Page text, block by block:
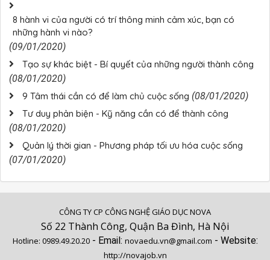
8 hành vi của người có trí thông minh cảm xúc, bạn có
những hành vi nào?
(09/01/2020)
Tạo sự khác biệt - Bí quyết của những người thành công
(08/01/2020)
9 Tâm thái cần có để làm chủ cuộc sống (08/01/2020)
Tư duy phản biện - Kỹ năng cần có để thành công
(08/01/2020)
Quản lý thời gian - Phương pháp tối ưu hóa cuộc sống
(07/01/2020)
CÔNG TY CP CÔNG NGHỆ GIÁO DỤC NOVA
Số 22 Thành Công, Quận Ba Đình, Hà Nội
Hotline: 0989.49.20.20- Email: novaedu.vn@gmail.com - Website:
http://novajob.vn